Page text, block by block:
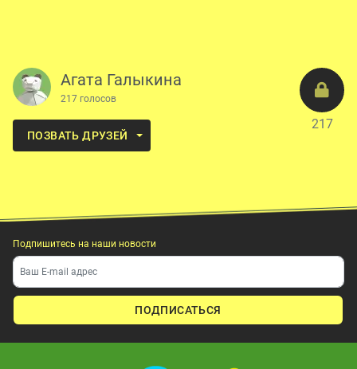
217
Агата Галыкина
217 голосов
ПОЗВАТЬ ДРУЗЕЙ
Подпишитесь на наши новости
ПОДПИСАТЬСЯ